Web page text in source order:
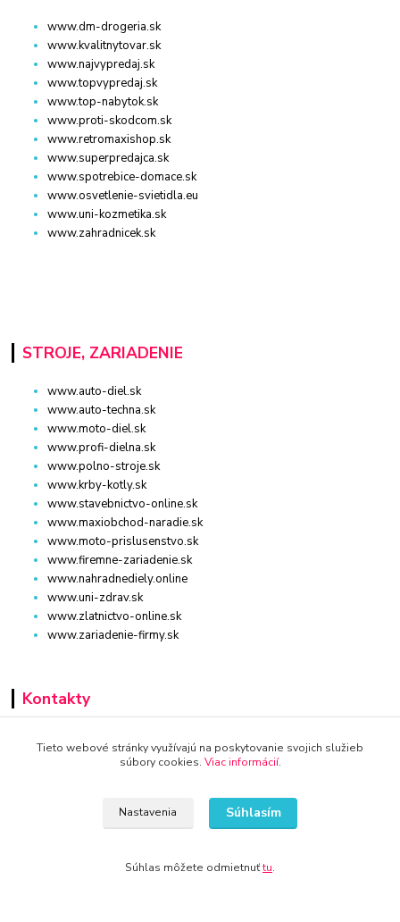
www.dm-drogeria.sk
www.kvalitnytovar.sk
www.najvypredaj.sk
www.topvypredaj.sk
www.top-nabytok.sk
www.proti-skodcom.sk
www.retromaxishop.sk
www.superpredajca.sk
www.spotrebice-domace.sk
www.osvetlenie-svietidla.eu
www.uni-kozmetika.sk
www.zahradnicek.sk
STROJE, ZARIADENIE
www.auto-diel.sk
www.auto-techna.sk
www.moto-diel.sk
www.profi-dielna.sk
www.polno-stroje.sk
www.krby-kotly.sk
www.stavebnictvo-online.sk
www.maxiobchod-naradie.sk
www.moto-prislusenstvo.sk
www.firemne-zariadenie.sk
www.nahradnediely.online
www.uni-zdrav.sk
www.zlatnictvo-online.sk
www.zariadenie-firmy.sk
Kontakty
+421 940 949 000
Tieto webové stránky využívajú na poskytovanie svojich služieb
súbory cookies. Viac informácií.
Nastavenia Súhlasím
Súhlas môžete odmietnuťtu.